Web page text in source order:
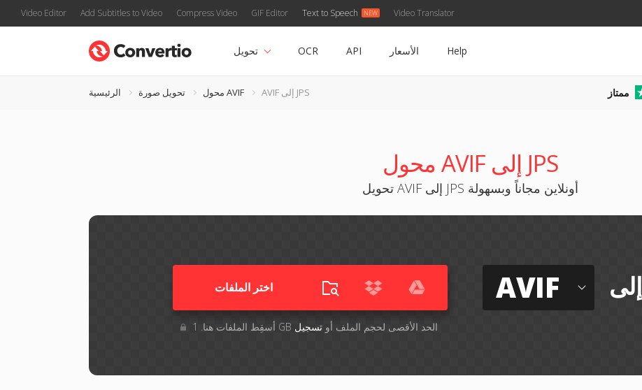
Video Editor Add Subtitles to Video Compress Video GIF Editor Text to Speech Video Translator
تحويل OCR API الأسعار Help
الرئيسية تحويل صورة محول AVIF AVIF إلى JPS ممتاز
محول AVIF إلى JPS
تحويل AVIF إلى JPS أونلاين مجاناً وبسهولة
اختر الملفات
أسقِط الملفات هنا. 1 GB الحد الأقصى لحجم الملف أوتسجيل
AVIF إلى